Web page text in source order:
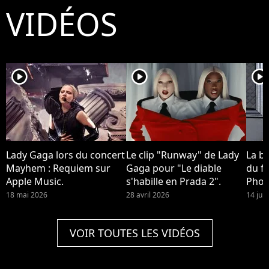
VIDÉOS
player2
Lady Gaga lors du concert
Mayhem : Requiem sur
Apple Music.
18 mai 2026
player2
Le clip "Runway" de Lady
Gaga pour "Le diable
s'habille en Prada 2".
28 avril 2026
player2
La
du
14
VOIR TOUTES LES VIDÉOS